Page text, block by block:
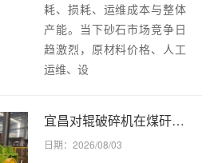
耗、损耗、运维成本与整体
产能。当下砂石市场竞争日
趋激烈，原材料价格、人工
运维、设
宜昌对辊破碎机在煤矸石破碎中提取硫精砂的优势有哪些？
日期：2026/08/03